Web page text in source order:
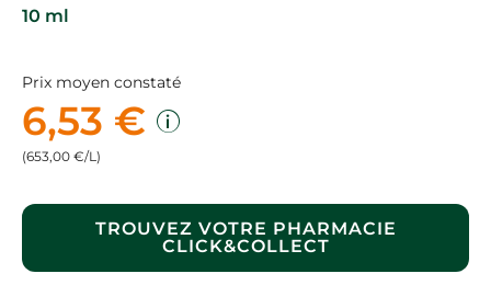
10 ml
Prix moyen constaté
6,53 €
(653,00 €/L)
TROUVEZ VOTRE PHARMACIE
CLICK&COLLECT